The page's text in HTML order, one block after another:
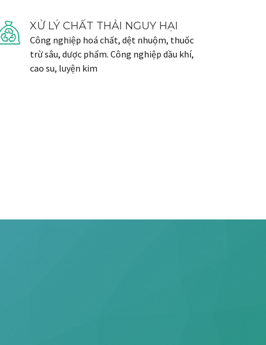
XỬ LÝ CHẤT THẢI NGUY HẠI
Công nghiệp hoá chất, dệt nhuộm, thuốc
trừ sâu, dược phẩm. Công nghiệp dầu khí,
cao su, luyện kim